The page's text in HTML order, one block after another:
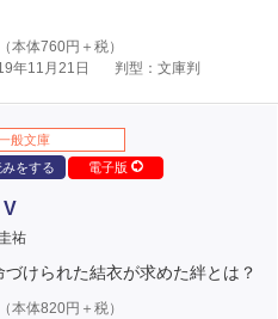
本体760円＋税）
年11月21日
判型：文庫判
般文庫
をする
電子版
V
祐
づけられた結衣が求めた絆とは？
本体820円＋税）